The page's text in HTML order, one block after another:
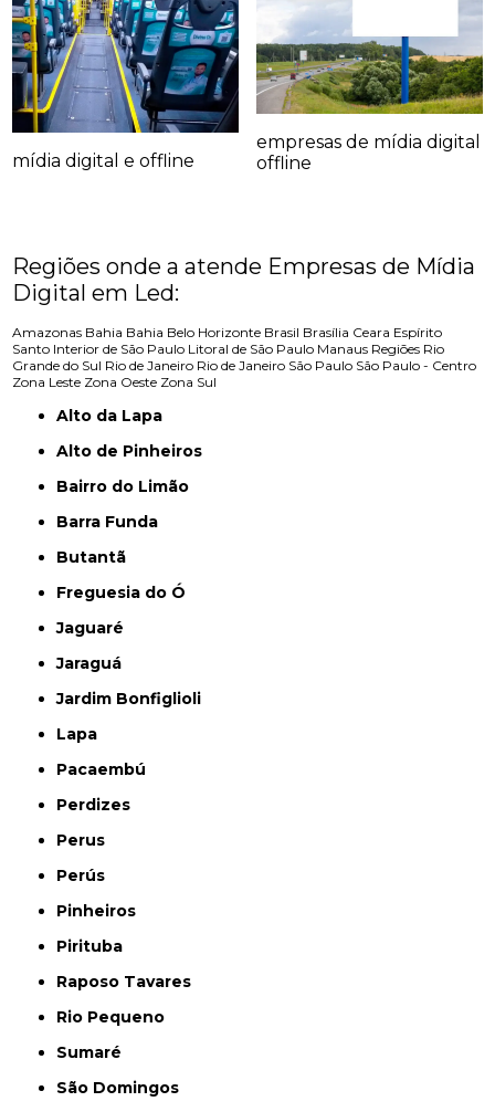
mídia digital e offline
empresas de mídia digital
offline
Regiões onde a atende Empresas de Mídia
Digital em Led:
Amazonas Bahia Bahia Belo Horizonte Brasil Brasília Ceara Espírito
Santo Interior de São Paulo Litoral de São Paulo Manaus Regiões Rio
Grande do Sul Rio de Janeiro Rio de Janeiro São Paulo São Paulo - Centro
Zona Leste Zona Oeste Zona Sul
Alto da Lapa
Alto de Pinheiros
Bairro do Limão
Barra Funda
Butantã
Freguesia do Ó
Jaguaré
Jaraguá
Jardim Bonfiglioli
Lapa
Pacaembú
Perdizes
Perus
Perús
Pinheiros
Pirituba
Raposo Tavares
Rio Pequeno
Sumaré
São Domingos